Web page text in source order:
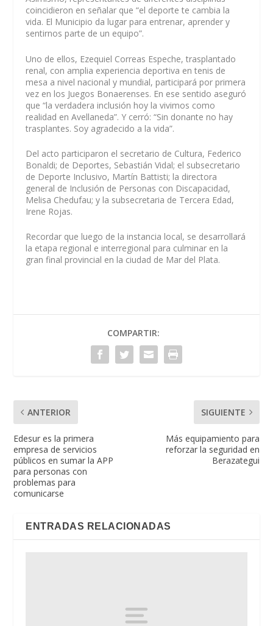
coincidieron en señalar que “el deporte te cambia la
vida. El Municipio da lugar para entrenar, aprender y
sentirnos parte de un equipo”.
Uno de ellos, Ezequiel Correas Espeche, trasplantado
renal, con amplia experiencia deportiva en tenis de
mesa a nivel nacional y mundial, participará por primera
vez en los Juegos Bonaerenses. En ese sentido aseguró
que “la verdadera inclusión hoy la vivimos como
realidad en Avellaneda”. Y cerró: “Sin donante no hay
trasplantes. Soy agradecido a la vida”.
Del acto participaron el secretario de Cultura, Federico
Bonaldi; de Deportes, Sebastián Vidal; el subsecretario
de Deporte Inclusivo, Martín Battisti; la directora
general de Inclusión de Personas con Discapacidad,
Melisa Chedufau; y la subsecretaria de Tercera Edad,
Irene Rojas.
Recordar que luego de la instancia local, se desarrollará
la etapa regional e interregional para culminar en la
gran final provincial en la ciudad de Mar del Plata.
COMPARTIR:
ANTERIOR
Edesur es la primera
empresa de servicios
públicos en sumar la APP
para personas con
problemas para
comunicarse
SIGUIENTE
Más equipamiento para
reforzar la seguridad en
Berazategui
ENTRADAS RELACIONADAS